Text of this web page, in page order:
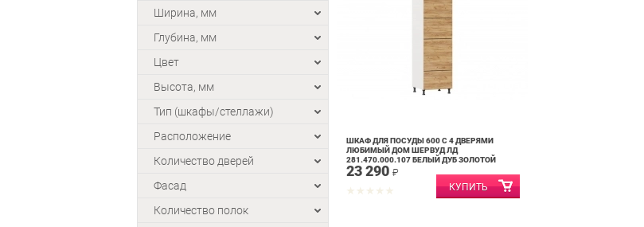
Ширина, мм
Глубина, мм
Цвет
Высота, мм
Тип (шкафы/стеллажи)
Расположение
Количество дверей
Фасад
Количество полок
ШКАФ ДЛЯ ПОСУДЫ 600 С 4 ДВЕРЯМИ
ЛЮБИМЫЙ ДОМ ШЕРВУД ЛД
281.470.000.107 БЕЛЫЙ ДУБ ЗОЛОТОЙ
23 290 ₽